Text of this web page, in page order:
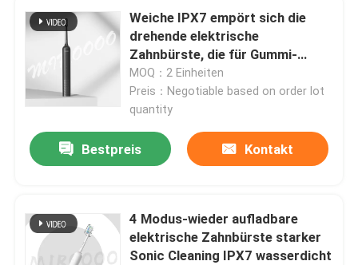
Weiche IPX7 empört sich die
drehende elektrische
Zahnbürste, die für Gummi-
Schutz wieder aufladbar ist
MOQ：2 Einheiten
Preis：Negotiable based on order lot
quantity
Bestpreis Kontakt
4 Modus-wieder aufladbare
elektrische Zahnbürste starker
Sonic Cleaning IPX7 wasserdicht